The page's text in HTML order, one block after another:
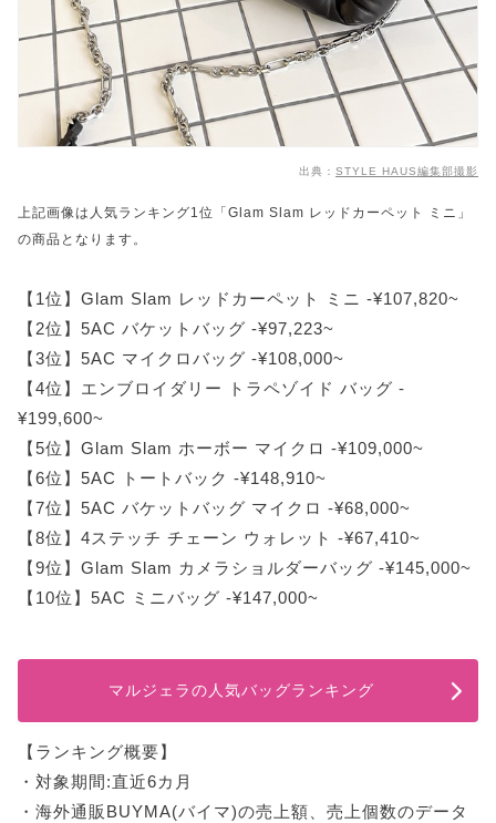
出典： STYLE HAUS編集部撮影
上記画像は人気ランキング1位「Glam Slam レッドカーペット ミニ」
の商品となります。
【1位】Glam Slam レッドカーペット ミニ -¥107,820~
【2位】5AC バケットバッグ -¥97,223~
【3位】5AC マイクロバッグ -¥108,000~
【4位】エンブロイダリー トラペゾイド バッグ -
¥199,600~
【5位】Glam Slam ホーボー マイクロ -¥109,000~
【6位】5AC トートバック -¥148,910~
【7位】5AC バケットバッグ マイクロ -¥68,000~
【8位】4ステッチ チェーン ウォレット -¥67,410~
【9位】Glam Slam カメラショルダーバッグ -¥145,000~
【10位】5AC ミニバッグ -¥147,000~
マルジェラの人気バッグランキング
【ランキング概要】
・対象期間:直近6カ月
・海外通販BUYMA(バイマ)の売上額、売上個数のデータ